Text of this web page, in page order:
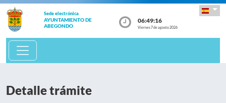
Sede electrónica
AYUNTAMIENTO DE
ABEGONDO
06:49:16
Viernes 7 de agosto 2026
Detalle trámite